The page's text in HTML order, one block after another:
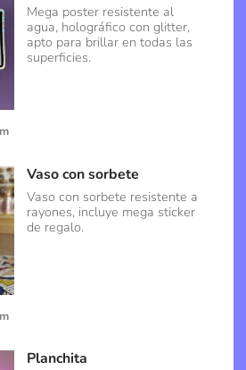
Mega poster resistente al
agua, holográfico con glitter,
apto para brillar en todas las
superficies.
Vaso con sorbete
Vaso con sorbete resistente a
rayones, incluye mega sticker
de regalo.
Planchita